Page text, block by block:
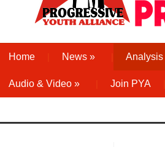
Home News » Analysis
Audio & Video » Join PYA